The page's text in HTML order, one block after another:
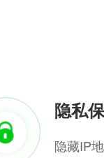
隐私
隐藏IP